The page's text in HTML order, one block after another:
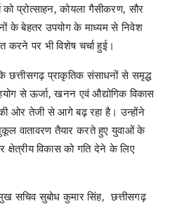
प्रोत्साहन, कोयला गैसीकरण, सौर
के बेहतर उपयोग के माध्यम से निवेश
पर भी विशेष चर्चा हुई।
छत्तीसगढ़ प्राकृतिक संसाधनों से समृद्ध
से ऊर्जा, खनन एवं औद्योगिक विकास
ओर तेजी से आगे बढ़ रहा है। उन्होंने
वातावरण तैयार करते हुए युवाओं के
विकास को गति देने के लिए
सचिव सुबोध कुमार सिंह, छत्तीसगढ़